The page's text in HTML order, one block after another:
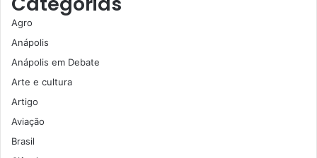
Agro
Anápolis
Anápolis em Debate
Arte e cultura
Artigo
Aviação
Brasil